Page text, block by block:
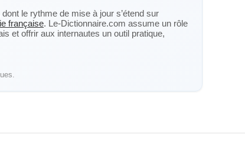
le rythme de mise à jour s’étend sur
française. Le-Dictionnaire.com assume un rôle
et offrir aux internautes un outil pratique,